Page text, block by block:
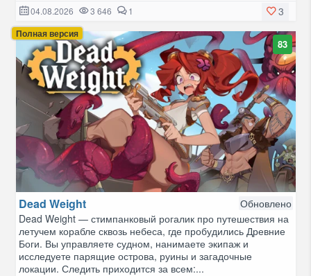
3
04.08.2026 3 646 1
Полная версия
83
Dead Weight
Обновлено
Dead Weight — стимпанковый рогалик про путешествия на
летучем корабле сквозь небеса, где пробудились Древние
Боги. Вы управляете судном, нанимаете экипаж и
исследуете парящие острова, руины и загадочные
локации. Следить приходится за всем:...